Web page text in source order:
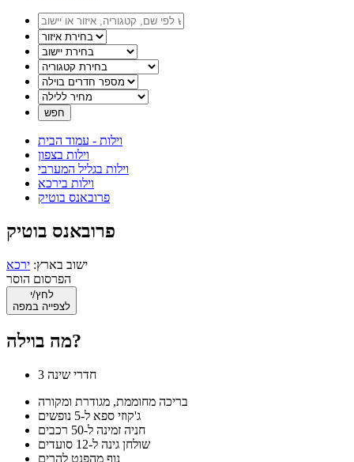
וילות - עמוד הבית
וילות בצפון
וילות בגליל המערבי
וילות בירכא
פרובאנס בוטיק
פרובאנס בוטיק
ישוב בארץ: ירכא
הפרסום הוסר
לחץ/י
לצפייה במפה
מה בוילה?
3 חדרי שינה
בריכה מחוממת, מגודרת ומקורה
ג'קוזי ספא ל-5 נופשים
חניה זמינה ל-50 רכבים
שולחן גינה ל-12 סועדים
נוף מהפנט להרים